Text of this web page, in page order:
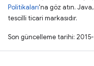
Politikaları'na göz atın.
tescilli ticari markasıdır.
Son güncelleme tarihi: